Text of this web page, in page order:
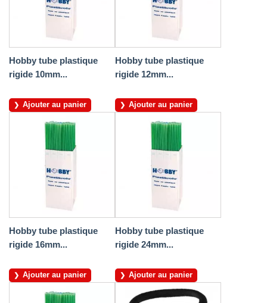
Hobby tube plastique
rigide 10mm...
Ajouter au panier
Hobby tube plastique
rigide 12mm...
Ajouter au panier
Hobby tube plastique
rigide 16mm...
Ajouter au panier
Hobby tube plastique
rigide 24mm...
Ajouter au panier